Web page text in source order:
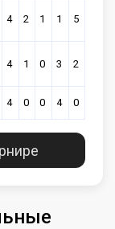
4 2 1 1 5
4 1 0 3 2
4 0 0 4 0